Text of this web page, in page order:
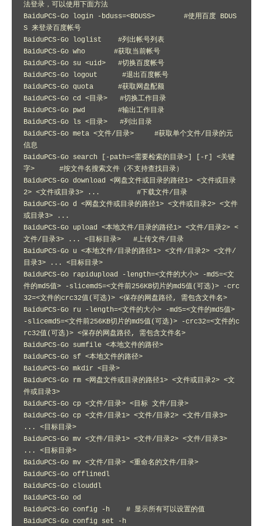
法登录，可以使用下面方法
BaiduPCS-Go login -bduss=<BDUSS>       #使用百度 BDUS
S 来登录百度帐号
BaiduPCS-Go loglist    #列出帐号列表
BaiduPCS-Go who       #获取当前帐号
BaiduPCS-Go su <uid>   #切换百度帐号
BaiduPCS-Go logout      #退出百度帐号
BaiduPCS-Go quota      #获取网盘配额
BaiduPCS-Go cd <目录>   #切换工作目录
BaiduPCS-Go pwd        #输出工作目录
BaiduPCS-Go ls <目录>   #列出目录
BaiduPCS-Go meta <文件/目录>     #获取单个文件/目录的元
信息
BaiduPCS-Go search [-path=<需要检索的目录>] [-r] <关键
字>      #按文件名搜索文件（不支持查找目录）
BaiduPCS-Go download <网盘文件或目录的路径1> <文件或目录
2> <文件或目录3> ...         #下载文件/目录
BaiduPCS-Go d <网盘文件或目录的路径1> <文件或目录2> <文件
或目录3> ...
BaiduPCS-Go upload <本地文件/目录的路径1> <文件/目录2> <
文件/目录3> ... <目标目录>   #上传文件/目录
BaiduPCS-Go u <本地文件/目录的路径1> <文件/目录2> <文件/
目录3> ... <目标目录>
BaiduPCS-Go rapidupload -length=<文件的大小> -md5=<文
件的md5值> -slicemd5=<文件前256KB切片的md5值(可选)> -crc
32=<文件的crc32值(可选)> <保存的网盘路径, 需包含文件名>
BaiduPCS-Go ru -length=<文件的大小> -md5=<文件的md5值>
-slicemd5=<文件前256KB切片的md5值(可选)> -crc32=<文件的c
rc32值(可选)> <保存的网盘路径, 需包含文件名>
BaiduPCS-Go sumfile <本地文件的路径>
BaiduPCS-Go sf <本地文件的路径>
BaiduPCS-Go mkdir <目录>
BaiduPCS-Go rm <网盘文件或目录的路径1> <文件或目录2> <文
件或目录3>
BaiduPCS-Go cp <文件/目录> <目标 文件/目录>
BaiduPCS-Go cp <文件/目录1> <文件/目录2> <文件/目录3>
... <目标目录>
BaiduPCS-Go mv <文件/目录1> <文件/目录2> <文件/目录3>
... <目标目录>
BaiduPCS-Go mv <文件/目录> <重命名的文件/目录>
BaiduPCS-Go offlinedl
BaiduPCS-Go clouddl
BaiduPCS-Go od
BaiduPCS-Go config -h    # 显示所有可以设置的值
BaiduPCS-Go config set -h